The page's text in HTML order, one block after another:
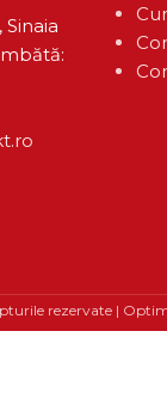
rezervate |